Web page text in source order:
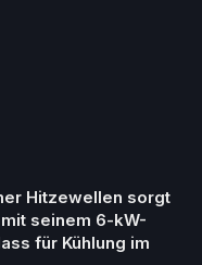
Hitzewellen sorgt
seinem 6-kW-
für Kühlung im